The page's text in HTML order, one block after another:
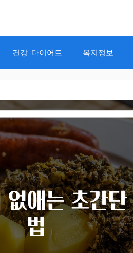
건강_다이어트 복지정보